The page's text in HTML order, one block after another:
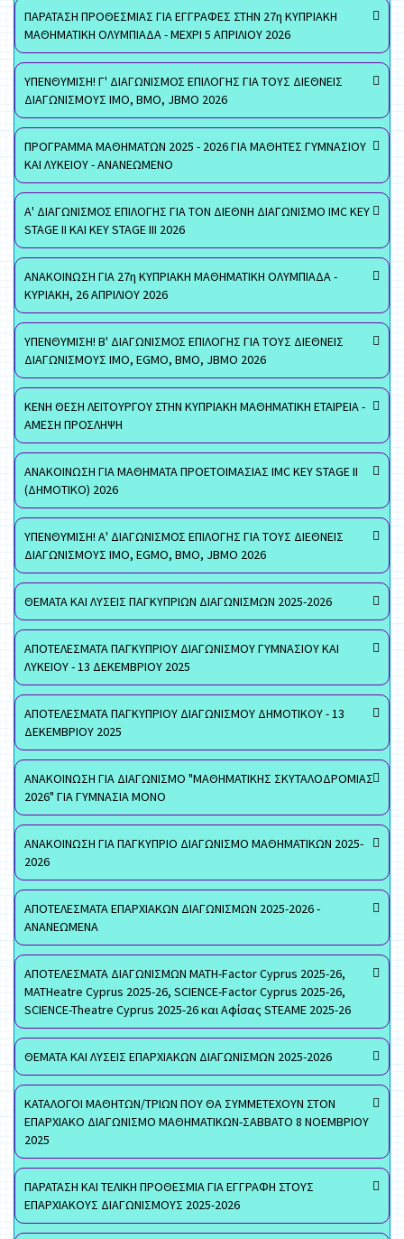
ΠΑΡΑΤΑΣΗ ΠΡΟΘΕΣΜΙΑΣ ΓΙΑ ΕΓΓΡΑΦΕΣ ΣΤΗΝ 27η ΚΥΠΡΙΑΚΗ
ΜΑΘΗΜΑΤΙΚΗ ΟΛΥΜΠΙΑΔΑ - ΜΕΧΡΙ 5 ΑΠΡΙΛΙΟΥ 2026
ΥΠΕΝΘΥΜΙΣΗ! Γ' ΔΙΑΓΩΝΙΣΜΟΣ ΕΠΙΛΟΓΗΣ ΓΙΑ ΤΟΥΣ ΔΙΕΘΝΕΙΣ
ΔΙΑΓΩΝΙΣΜΟΥΣ ΙΜΟ, ΒΜΟ, JBMO 2026
ΠΡΟΓΡΑΜΜΑ ΜΑΘΗΜΑΤΩΝ 2025 - 2026 ΓΙΑ ΜΑΘΗΤΕΣ ΓΥΜΝΑΣΙΟΥ
ΚΑΙ ΛΥΚΕΙΟΥ - ΑΝΑΝΕΩΜΕΝΟ
Α' ΔΙΑΓΩΝΙΣΜΟΣ ΕΠΙΛΟΓΗΣ ΓΙΑ ΤΟΝ ΔΙΕΘΝΗ ΔΙΑΓΩΝΙΣΜΟ IMC KEY
STAGE II ΚΑΙ KEY STAGE III 2026
ΑΝΑΚΟΙΝΩΣΗ ΓΙΑ 27η ΚΥΠΡΙΑΚΗ ΜΑΘΗΜΑΤΙΚΗ ΟΛΥΜΠΙΑΔΑ -
ΚΥΡΙΑΚΗ, 26 ΑΠΡΙΛΙΟΥ 2026
ΥΠΕΝΘΥΜΙΣΗ! Β' ΔΙΑΓΩΝΙΣΜΟΣ ΕΠΙΛΟΓΗΣ ΓΙΑ ΤΟΥΣ ΔΙΕΘΝΕΙΣ
ΔΙΑΓΩΝΙΣΜΟΥΣ ΙΜΟ, EGMO, ΒΜΟ, JBMO 2026
ΚΕΝΗ ΘΕΣΗ ΛΕΙΤΟΥΡΓΟΥ ΣΤΗΝ ΚΥΠΡΙΑΚΗ ΜΑΘΗΜΑΤΙΚΗ ΕΤΑΙΡΕΙΑ -
ΑΜΕΣΗ ΠΡΟΣΛΗΨΗ
ΑΝΑΚΟΙΝΩΣΗ ΓΙΑ ΜΑΘΗΜΑΤΑ ΠΡΟΕΤΟΙΜΑΣΙΑΣ IMC KEY STAGE II
(ΔΗΜΟΤΙΚΟ) 2026
ΥΠΕΝΘΥΜΙΣΗ! Α' ΔΙΑΓΩΝΙΣΜΟΣ ΕΠΙΛΟΓΗΣ ΓΙΑ ΤΟΥΣ ΔΙΕΘΝΕΙΣ
ΔΙΑΓΩΝΙΣΜΟΥΣ ΙΜΟ, EGMO, ΒΜΟ, JBMO 2026
ΘΕΜΑΤΑ ΚΑΙ ΛΥΣΕΙΣ ΠΑΓΚΥΠΡΙΩΝ ΔΙΑΓΩΝΙΣΜΩΝ 2025-2026
ΑΠΟΤΕΛΕΣΜΑΤΑ ΠΑΓΚΥΠΡΙΟΥ ΔΙΑΓΩΝΙΣΜΟΥ ΓΥΜΝΑΣΙΟΥ ΚΑΙ
ΛΥΚΕΙΟΥ - 13 ΔΕΚΕΜΒΡΙΟΥ 2025
ΑΠΟΤΕΛΕΣΜΑΤΑ ΠΑΓΚΥΠΡΙΟΥ ΔΙΑΓΩΝΙΣΜΟΥ ΔΗΜΟΤΙΚΟΥ - 13
ΔΕΚΕΜΒΡΙΟΥ 2025
ΑΝΑΚΟΙΝΩΣΗ ΓΙΑ ΔΙΑΓΩΝΙΣΜΟ "ΜΑΘΗΜΑΤΙΚΗΣ ΣΚΥΤΑΛΟΔΡΟΜΙΑΣ
2026" ΓΙΑ ΓΥΜΝΑΣΙΑ ΜΟΝΟ
ΑΝΑΚΟΙΝΩΣΗ ΓΙΑ ΠΑΓΚΥΠΡΙΟ ΔΙΑΓΩΝΙΣΜΟ ΜΑΘΗΜΑΤΙΚΩΝ 2025-
2026
ΑΠΟΤΕΛΕΣΜΑΤΑ ΕΠΑΡΧΙΑΚΩΝ ΔΙΑΓΩΝΙΣΜΩΝ 2025-2026 -
ΑΝΑΝΕΩΜΕΝΑ
ΑΠΟΤΕΛΕΣΜΑΤΑ ΔΙΑΓΩΝΙΣΜΩΝ MATH-Factor Cyprus 2025-26,
MATHeatre Cyprus 2025-26, SCIENCE-Factor Cyprus 2025-26,
SCIENCE-Theatre Cyprus 2025-26 και Αφίσας STEAME 2025-26
ΘΕΜΑΤΑ ΚΑΙ ΛΥΣΕΙΣ ΕΠΑΡΧΙΑΚΩΝ ΔΙΑΓΩΝΙΣΜΩΝ 2025-2026
ΚΑΤΑΛΟΓΟΙ ΜΑΘΗΤΩΝ/ΤΡΙΩΝ ΠΟΥ ΘΑ ΣΥΜΜΕΤΕΧΟΥΝ ΣΤΟΝ
ΕΠΑΡΧΙΑΚΟ ΔΙΑΓΩΝΙΣΜΟ ΜΑΘΗΜΑΤΙΚΩΝ-ΣΑΒΒΑΤΟ 8 ΝΟΕΜΒΡΙΟΥ
2025
ΠΑΡΑΤΑΣΗ ΚΑΙ ΤΕΛΙΚΗ ΠΡΟΘΕΣΜΙΑ ΓΙΑ ΕΓΓΡΑΦΗ ΣΤΟΥΣ
ΕΠΑΡΧΙΑΚΟΥΣ ΔΙΑΓΩΝΙΣΜΟΥΣ 2025-2026